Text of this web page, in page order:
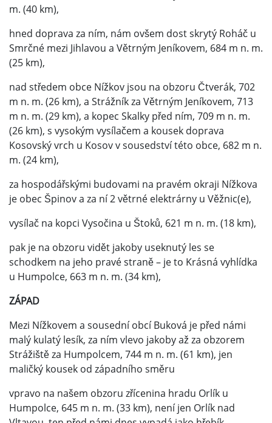
m. (40 km),
hned doprava za ním, nám ovšem dost skrytý Roháč u
Smrčné mezi Jihlavou a Větrným Jeníkovem, 684 m n. m.
(25 km),
nad středem obce Nížkov jsou na obzoru Čtverák, 702
m n. m. (26 km), a Strážník za Větrným Jeníkovem, 713
m n. m. (29 km), a kopec Skalky před ním, 709 m n. m.
(26 km), s vysokým vysílačem a kousek doprava
Kosovský vrch u Kosov v sousedství této obce, 682 m n.
m. (24 km),
za hospodářskými budovami na pravém okraji Nížkova
je obec Špinov a za ní 2 větrné elektrárny u Věžnic(e),
vysílač na kopci Vysočina u Štoků, 621 m n. m. (18 km),
pak je na obzoru vidět jakoby useknutý les se
schodkem na jeho pravé straně – je to Krásná vyhlídka
u Humpolce, 663 m n. m. (34 km),
ZÁPAD
Mezi Nížkovem a sousední obcí Buková je před námi
malý kulatý lesík, za ním vlevo jakoby až za obzorem
Strážiště za Humpolcem, 744 m n. m. (61 km), jen
maličký kousek od západního směru
vpravo na našem obzoru zřícenina hradu Orlík u
Humpolce, 645 m n. m. (33 km), není jen Orlík nad